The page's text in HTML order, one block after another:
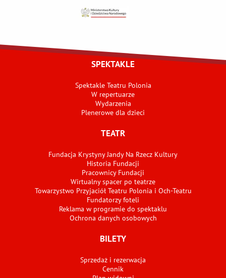
SPEKTAKLE
Spektakle Teatru Polonia
W repertuarze
Wydarzenia
Plenerowe dla dzieci
TEATR
Fundacja Krystyny Jandy Na Rzecz Kultury
Historia Fundacji
Pracownicy Fundacji
Wirtualny spacer po teatrze
Towarzystwo Przyjaciół Teatru Polonia i Och-Teatru
Fundatorzy foteli
Reklama w programie do spektaklu
Ochrona danych osobowych
BILETY
Sprzedaż i rezerwacja
Cennik